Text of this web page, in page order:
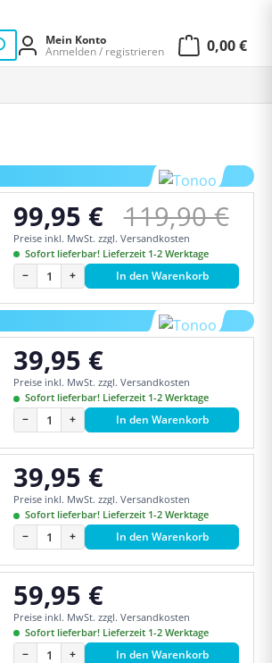
Mein Konto
Anmelden / registrieren
0,00 €
Verkaufspreis:
99,95 € Regulärer
119,90 €
Preise inkl. MwSt. zzgl. Versandkosten
Sofort lieferbar! Lieferzeit 1-2 Werktage
− + In den Warenkorb
Regulärer Preis:
39,95 €
Preise inkl. MwSt. zzgl. Versandkosten
Sofort lieferbar! Lieferzeit 1-2 Werktage
− + In den Warenkorb
Regulärer Preis:
39,95 €
Preise inkl. MwSt. zzgl. Versandkosten
Sofort lieferbar! Lieferzeit 1-2 Werktage
− + In den Warenkorb
Regulärer Preis:
59,95 €
Preise inkl. MwSt. zzgl. Versandkosten
Sofort lieferbar! Lieferzeit 1-2 Werktage
− + In den Warenkorb